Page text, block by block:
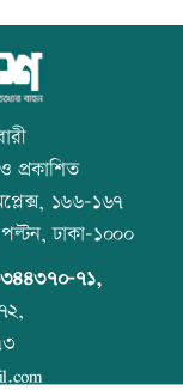
কাঠামোয় আনছে
মন্ত্রণালয়
বাংলাদেশ-অস্ট্রেলিয়ার
বসছে অ্যান্টি-
ভিডিওতে ছবি
আজ
প্রকাশিত
১৬৬-১৬৭
ঢাকা-১০০০
৭১,